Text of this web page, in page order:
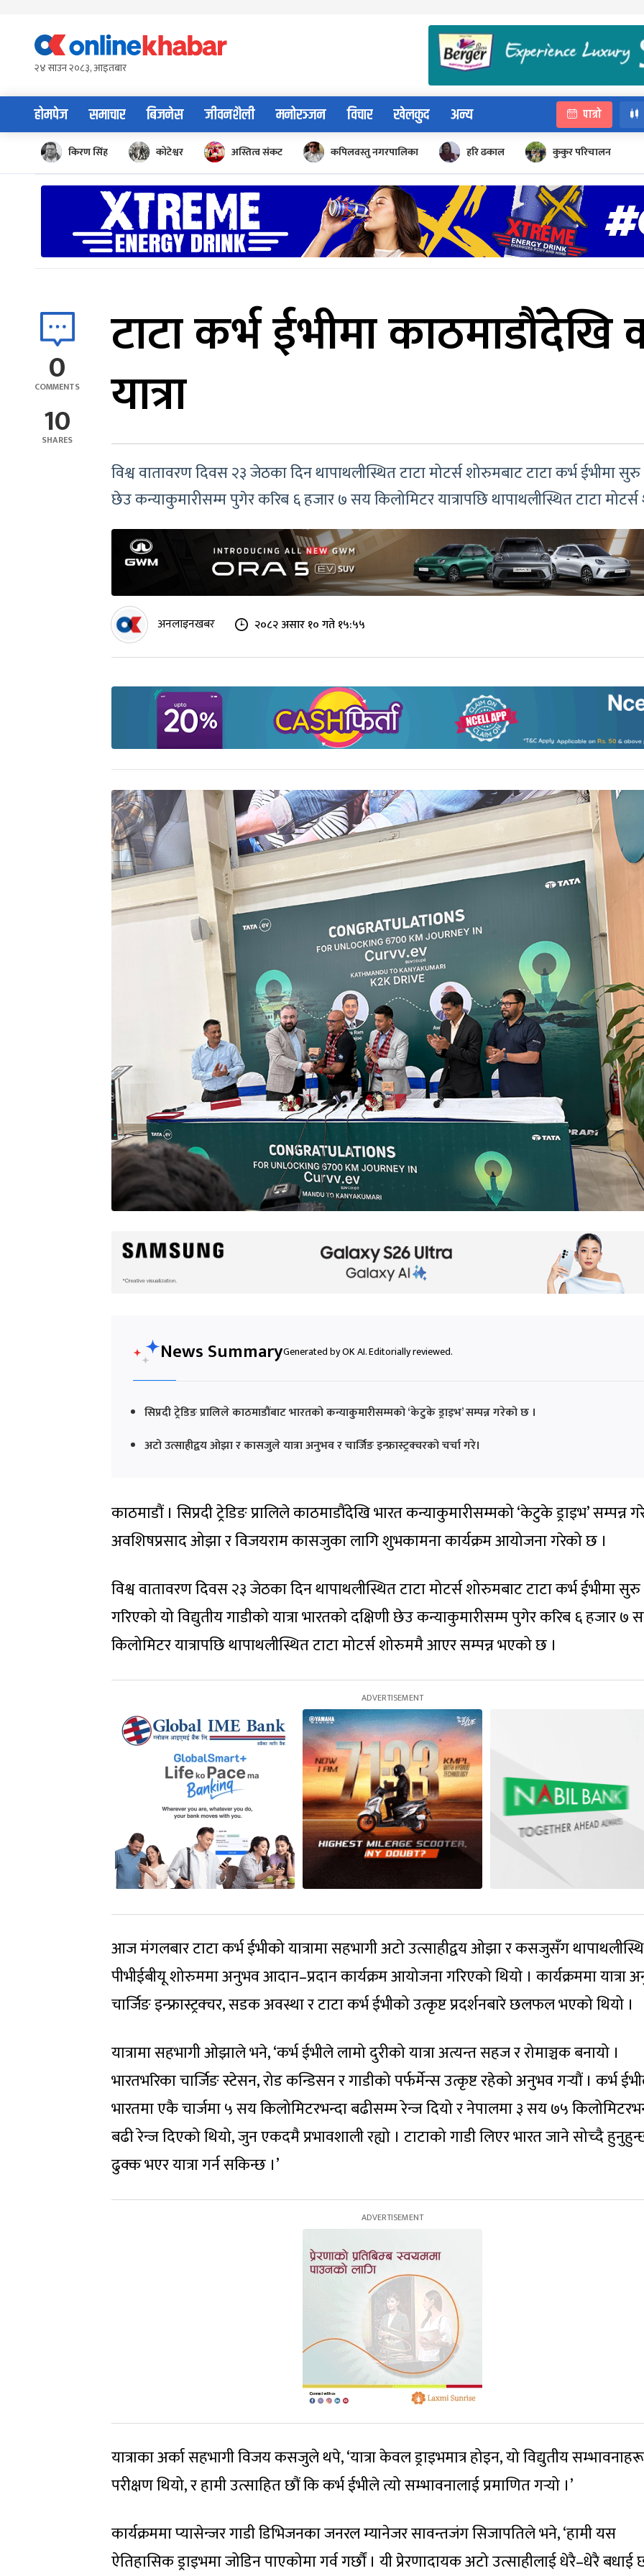
content२४ साउन २०८३, आइतबार
होमपेज समाचार बिजनेस जीवनशैली मनोरञ्जन विचार खेलकुद अन्य पात्रो
किरण सिंह कोटेश्वर अस्तित्व संकट कपिलवस्तु नगरपालिका हरि ढकाल कुकुर परिचालन
0
COMMENTS
10
SHARES
टाटा कर्भ ईभीमा काठमाडौंदेखि
यात्रा
विश्व वातावरण दिवस २३ जेठका दिन थापाथलीस्थित टाटा मोटर्स शोरुमबाट टाटा कर्भ ईभीमा सुरु
छेउ कन्याकुमारीसम्म पुगेर करिब ६ हजार ७ सय किलोमिटर यात्रापछि थापाथलीस्थित टाटा
अनलाइनखबर २०८२ असार १० गते १५:५५
News SummaryGenerated by OK AI. Editorially reviewed.
सिप्रदी ट्रेडिङ प्रालिले काठमाडौंबाट भारतको कन्याकुमारीसम्मको ‘केटुके ड्राइभ’ सम्पन्न गरेको छ ।
अटो उत्साहीद्वय ओझा र कासजुले यात्रा अनुभव र चार्जिङ इन्फ्रास्ट्रक्चरको चर्चा गरे।
काठमाडौं । सिप्रदी ट्रेडिङ प्रालिले काठमाडौंदेखि भारत कन्याकुमारीसम्मको ‘केटुके ड्राइभ’ सम्पन्न
अवशिषप्रसाद ओझा र विजयराम कासजुका लागि शुभकामना कार्यक्रम आयोजना गरेको छ ।
विश्व वातावरण दिवस २३ जेठका दिन थापाथलीस्थित टाटा मोटर्स शोरुमबाट टाटा कर्भ ईभीमा सुरु
गरिएको यो विद्युतीय गाडीको यात्रा भारतको दक्षिणी छेउ कन्याकुमारीसम्म पुगेर करिब ६ हजार ७
किलोमिटर यात्रापछि थापाथलीस्थित टाटा मोटर्स शोरुममै आएर सम्पन्न भएको छ ।
आज मंगलबार टाटा कर्भ ईभीको यात्रामा सहभागी अटो उत्साहीद्वय ओझा र कसजुसँग
पीभीईबीयू शोरुममा अनुभव आदान–प्रदान कार्यक्रम आयोजना गरिएको थियो । कार्यक्रममा यात्रा
चार्जिङ इन्फ्रास्ट्रक्चर, सडक अवस्था र टाटा कर्भ ईभीको उत्कृष्ट प्रदर्शनबारे छलफल भएको थियो ।
यात्रामा सहभागी ओझाले भने, ‘कर्भ ईभीले लामो दुरीको यात्रा अत्यन्त सहज र रोमाञ्चक बनायो ।
भारतभरिका चार्जिङ स्टेसन, रोड कन्डिसन र गाडीको पर्फर्मेन्स उत्कृष्ट रहेको अनुभव गर्‍यौं । कर्भ
भारतमा एकै चार्जमा ५ सय किलोमिटरभन्दा बढीसम्म रेन्ज दियो र नेपालमा ३ सय ७५
बढी रेन्ज दिएको थियो, जुन एकदमै प्रभावशाली रह्यो । टाटाको गाडी लिएर भारत जाने सोच्दै
ढुक्क भएर यात्रा गर्न सकिन्छ ।’
यात्राका अर्का सहभागी विजय कसजुले थपे, ‘यात्रा केवल ड्राइभमात्र होइन, यो विद्युतीय
परीक्षण थियो, र हामी उत्साहित छौं कि कर्भ ईभीले त्यो सम्भावनालाई प्रमाणित गर्‍यो ।’
कार्यक्रममा प्यासेन्जर गाडी डिभिजनका जनरल म्यानेजर सावन्तजंग सिजापतिले भने, ‘हामी यस
ऐतिहासिक ड्राइभमा जोडिन पाएकोमा गर्व गर्छौं । यी प्रेरणादायक अटो उत्साहीलाई धेरै–धेरै बधाई